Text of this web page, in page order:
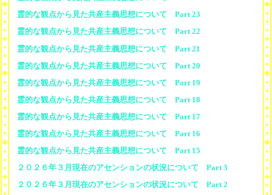
霊的な観点から見た共産主義思想について Part 23
霊的な観点から見た共産主義思想について Part 22
霊的な観点から見た共産主義思想について Part 21
霊的な観点から見た共産主義思想について Part 20
霊的な観点から見た共産主義思想について Part 19
霊的な観点から見た共産主義思想について Part 18
霊的な観点から見た共産主義思想について Part 17
霊的な観点から見た共産主義思想について Part 16
霊的な観点から見た共産主義思想について Part 15
２０２６年３月現在のアセンションの状況について Part 3
２０２６年３月現在のアセンションの状況について Part 2